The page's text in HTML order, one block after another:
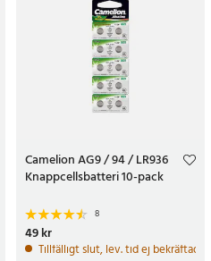
Camelion AG9 / 94 / LR936
Knappcellsbatteri 10-pack
8
Pris:49 kr
49 kr
Tillfälligt slut, lev. tid ej bekräftad.